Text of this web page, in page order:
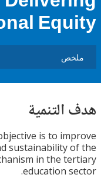
objective is to
and sustainability
mechanism in the
education